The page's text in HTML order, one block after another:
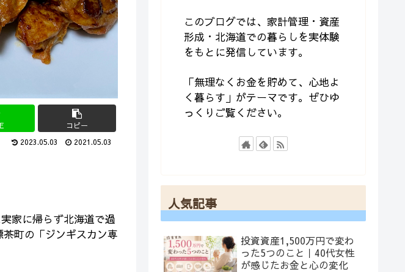
コピー
2023.05.03
2021.05.03
家に帰らず北海道で過
町の「ジンギスカン専
このブログでは、家計管理・資産
形成・北海道での暮らしを実体験
をもとに発信しています。
「無理なくお金を貯めて、心地よ
く暮らす」がテーマです。ぜひゆ
っくりご覧ください。
人気記事
投資資産1,500万円で変わ
った5つのこと｜40代女性
が感じたお金と心の変化